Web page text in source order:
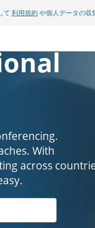
て 利用規約 や個人データの収
​​​​​​​With
across